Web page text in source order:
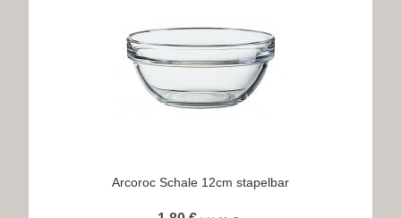
Arcoroc Schale 12cm stapelbar